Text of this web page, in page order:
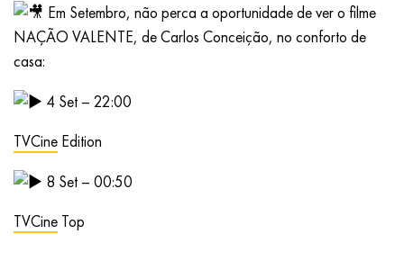
Em Setembro, não perca a oportunidade de ver o filme
NAÇÃO VALENTE, de Carlos Conceição, no conforto de
casa:
4 Set – 22:00
TVCine Edition
8 Set – 00:50
TVCine Top